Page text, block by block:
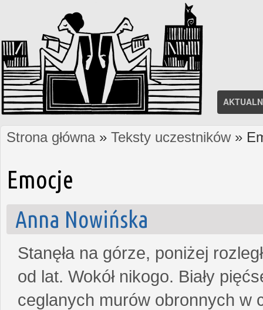
Jesteś tutaj
Strona główna» Teksty uczestników»
Emocje
Anna Nowińska
Stanęła na górze, poniżej
od lat. Wokół nikogo. Biały
ceglanych murów obronnych w